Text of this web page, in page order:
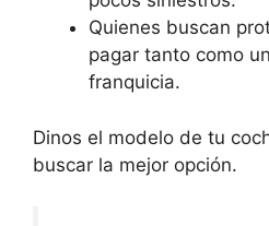
Quienes buscan
pagar tanto como
franquicia.
Dinos el modelo de tu
buscar la mejor opción.